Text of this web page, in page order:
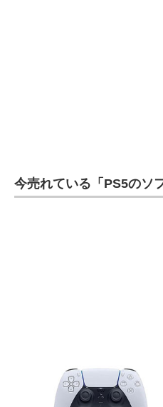
ちょっと気になるネットの話題
今売れている「PS5のソ